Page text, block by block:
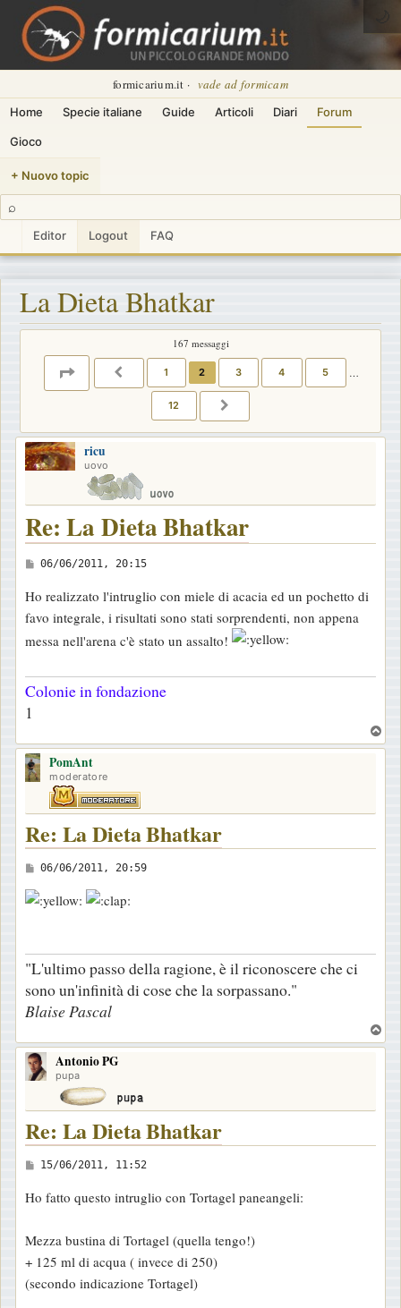
formicarium.it · vade ad formicam
Home Specie italiane Guide Articoli Diari Forum
Gioco
+ Nuovo topic
⌕
Editor Logout FAQ
🌙
La Dieta Bhatkar
167 messaggi
PAGINA2 PRECEDENTE
1 2 3 4 5 …
12
ricu
uovo
Re: La Dieta Bhatkar
M
s
s
a
g
06/06/2011, 20:15
Ho realizzato l'intruglio con miele di acacia ed un pochetto di
favo integrale, i risultati sono stati sorprendenti, non appena
messa nell'arena c'è stato un assalto!
Colonie in fondazione
1
o
PomAnt
moderatore
Re: La Dieta Bhatkar
M
e
s
a
g
g
i
06/06/2011, 20:59
"L'ultimo passo della ragione, è il riconoscere che ci
sono un'infinità di cose che la sorpassano."
Blaise Pascal
o
Antonio PG
pupa
Re: La Dieta Bhatkar
M
s
a
g
g
15/06/2011, 11:52
Ho fatto questo intruglio con Tortagel paneangeli:
Mezza bustina di Tortagel (quella tengo!)
+ 125 ml di acqua ( invece di 250)
(secondo indicazione Tortagel)